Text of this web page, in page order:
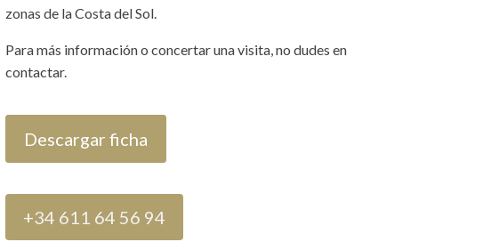
zonas de la Costa del Sol.
Para más información o concertar una visita, no dudes en
contactar.
Descargar ficha
+34 611 64 56 94